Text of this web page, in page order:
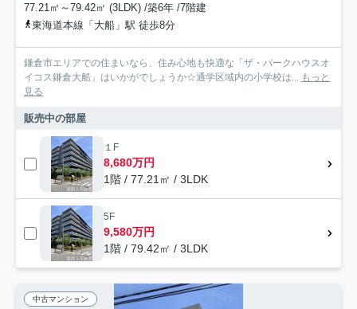
77.21㎡～79.42㎡ (3LDK) /築6年 /7階建
東海道本線「大船」駅 徒歩8分
鎌倉市エリアでの住まいなら、住み心地も快適な「ザ・パークハウスオ
イコス鎌倉大船」はいかがでしょうか☆通学区域内の小学校は... もっと
見る
販売中の部屋
１F
8,680万円
1階 / 77.21㎡ / 3LDK
5F
9,580万円
1階 / 79.42㎡ / 3LDK
中古マンション